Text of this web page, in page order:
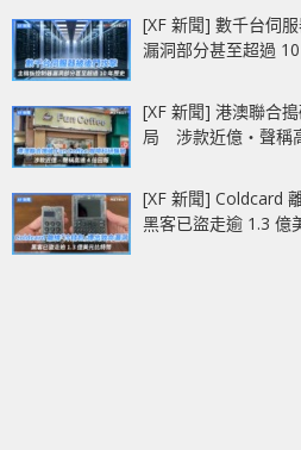
[XF 新聞] 數千台伺
漏洞部分甚至超過
[XF 新聞] 港澳聯合
局 涉款近億‧聲稱
[XF 新聞] Coldcard
黑客已盜走逾 1.3 億